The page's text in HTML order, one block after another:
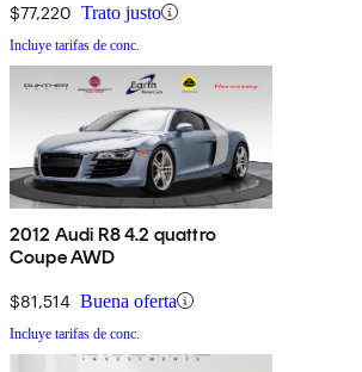
$77,220 Trato justo
Incluye tarifas de conc.
2012 Audi R8 4.2 quattro
Coupe AWD
$81,514 Buena oferta
Incluye tarifas de conc.